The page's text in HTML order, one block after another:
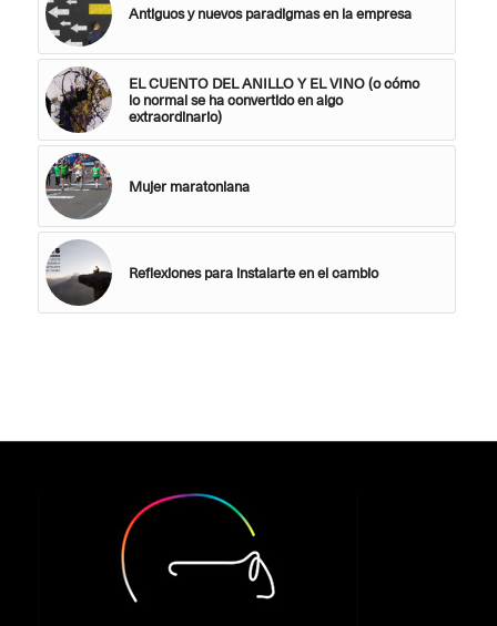
Antiguos y nuevos paradigmas en la empresa
EL CUENTO DEL ANILLO Y EL VINO (o cómo
lo normal se ha convertido en algo
extraordinario)
Mujer maratoniana
Reflexiones para instalarte en el cambio